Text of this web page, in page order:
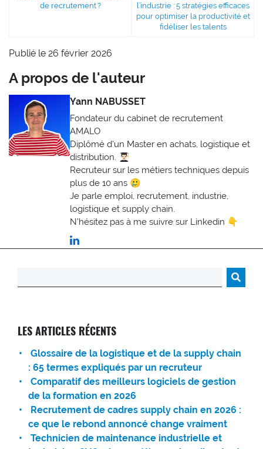
de recrutement ?
l’industrie : 5 stratégies efficaces
pour optimiser la productivité et
fidéliser les talents
Publié le 26 février 2026
A propos de l'auteur
Yann NABUSSET
Fondateur du cabinet de recrutement
AMALO
Diplômé d'un Master en achats, logistique et
distribution. 👨🏻‍🎓
Recruteur sur les métiers techniques depuis
plus de 10 ans 🥲
Je parle emploi, recrutement, industrie,
logistique et supply chain.
N'hésitez pas à me suivre sur Linkedin 👇
LES ARTICLES RÉCENTS
Glossaire de la logistique et de la supply chain
: 65 termes expliqués par un recruteur
Comparatif des meilleurs logiciels de gestion
de la formation en 2026
Recrutement de cadres supply chain en 2026 :
ce que le rebond annoncé change vraiment
Technicien de maintenance industrielle et